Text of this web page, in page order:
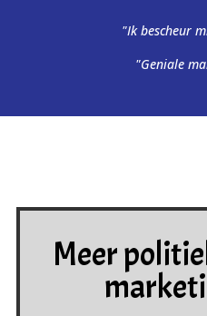
"Ik bescheur
"Geniale
Meer